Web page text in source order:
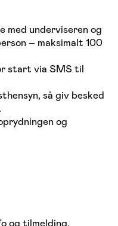
med underviseren og
– maksimalt 100
start via SMS til
så giv besked
og
og tilmelding.